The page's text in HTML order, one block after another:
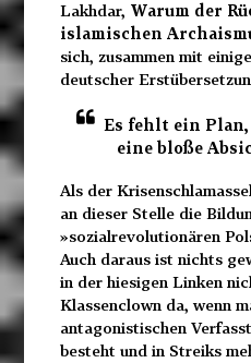
Lakhdar, Warum der
islamischen
sich, zusammen mit
deutscher
Es fehlt ein
eine bloße
Als der
an dieser Stelle die
»sozialrevolutionären
Auch daraus ist nichts
in der hiesigen Linken
Klassenclown da, wenn
antagonistischen
besteht und in Streiks